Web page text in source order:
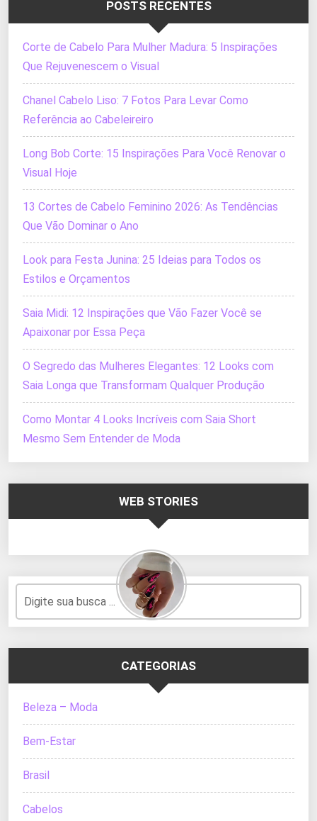
POSTS RECENTES
Corte de Cabelo Para Mulher Madura: 5 Inspirações
Que Rejuvenescem o Visual
Chanel Cabelo Liso: 7 Fotos Para Levar Como
Referência ao Cabeleireiro
Long Bob Corte: 15 Inspirações Para Você Renovar o
Visual Hoje
13 Cortes de Cabelo Feminino 2026: As Tendências
Que Vão Dominar o Ano
Look para Festa Junina: 25 Ideias para Todos os
Estilos e Orçamentos
Saia Midi: 12 Inspirações que Vão Fazer Você se
Apaixonar por Essa Peça
O Segredo das Mulheres Elegantes: 12 Looks com
Saia Longa que Transformam Qualquer Produção
Como Montar 4 Looks Incríveis com Saia Short
Mesmo Sem Entender de Moda
WEB STORIES
CATEGORIAS
Beleza – Moda
Bem-Estar
Brasil
Cabelos